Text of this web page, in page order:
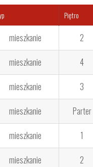
Piętro
mieszkanie 2
mieszkanie 4
mieszkanie 3
mieszkanie Parter
mieszkanie 1
mieszkanie 2